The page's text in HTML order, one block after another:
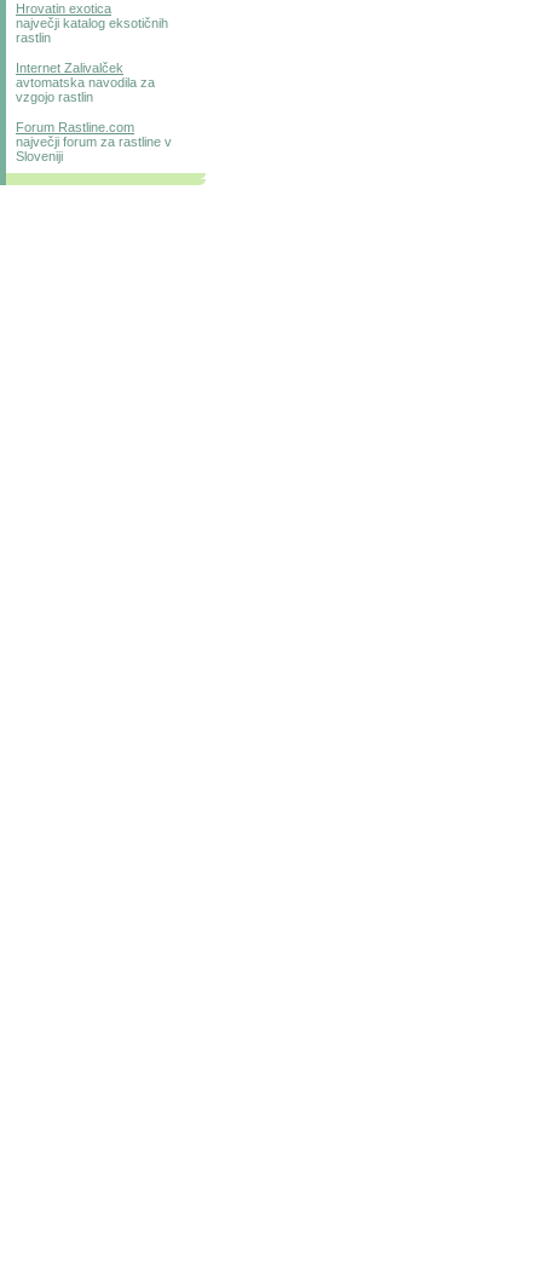
Hrovatin exotica
največji katalog eksotičnih
rastlin
Internet Zalivalček
avtomatska navodila za
vzgojo rastlin
Forum Rastline.com
največji forum za rastline v
Sloveniji